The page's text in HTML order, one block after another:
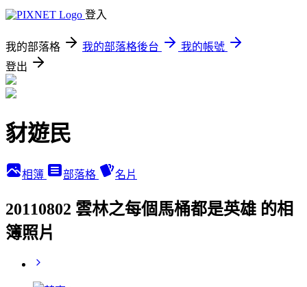
登入
我的部落格 我的部落格後台
我的帳號
登出
豺遊民
相簿 部落格 名片
20110802 雲林之每個馬桶都是英雄 的相
簿照片